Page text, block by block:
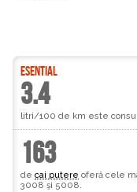
ESENTIAL
3.4
litri/100 de km este
163
de cai putere oferă cele
3008 şi 5008.